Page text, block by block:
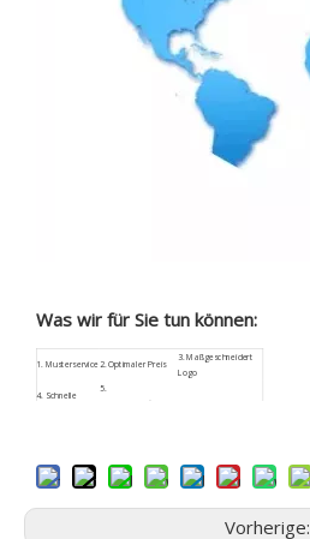
Was wir für Sie tun können:
1. Musterservice2. Optimaler Preis
3.Maßgeschneidert
Logo
4. Schnelle
5.
Kundenspezifische
Vorherige: